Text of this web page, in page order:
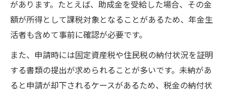
があります。たとえば、助成金を受給した場合、その金
額が所得として課税対象となることがあるため、年金生
活者も含めて事前に確認が必要です。
また、申請時には固定資産税や住民税の納付状況を証明
する書類の提出が求められることが多いです。未納があ
ると申請が却下されるケースがあるため、税金の納付状